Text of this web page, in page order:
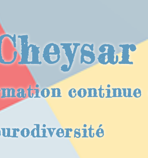
continue